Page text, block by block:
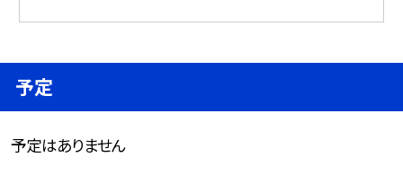
予定
予定はありません